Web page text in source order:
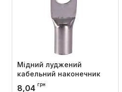
Мідний луджений
кабельний наконечник
e.end.stand.c.10, D6.2,
8,04 грн